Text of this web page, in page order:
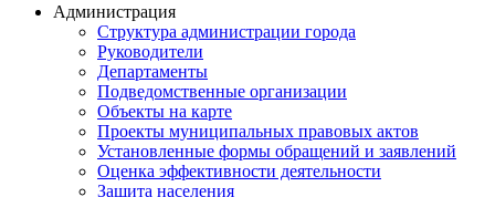
Администрация
Структура администрации города
Руководители
Департаменты
Подведомственные организации
Объекты на карте
Проекты муниципальных правовых актов
Установленные формы обращений и заявлений
Оценка эффективности деятельности
Защита населения